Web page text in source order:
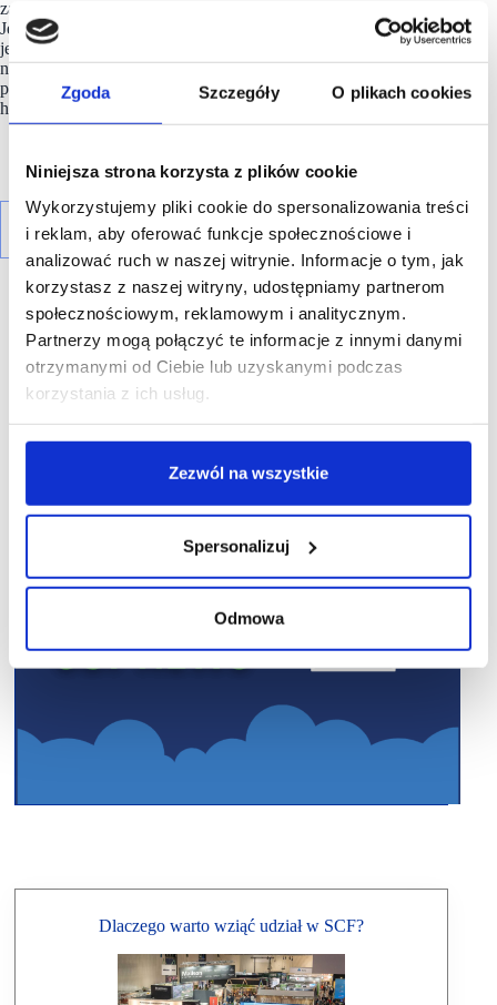
Zgoda Szczegóły O plikach cookies
Niniejsza strona korzysta z plików cookie
Wykorzystujemy pliki cookie do spersonalizowania treści
i reklam, aby oferować funkcje społecznościowe i
analizować ruch w naszej witrynie. Informacje o tym, jak
korzystasz z naszej witryny, udostępniamy partnerom
społecznościowym, reklamowym i analitycznym.
Partnerzy mogą połączyć te informacje z innymi danymi
otrzymanymi od Ciebie lub uzyskanymi podczas
korzystania z ich usług.
Zezwól na wszystkie
Spersonalizuj
Odmowa
zadowolenia wprowadzamy szereg udogodnień na stronie.
Jednym z najnowszych projektów realizowanych z DeliGoo
jest dostawa w 2 godziny. Dzięki tej usłudze odpowiadamy
na potrzeby najbardziej wymagających klientów i dostarczamy
paczki w ekspresowym tempie – mówi Michał Kozłowski,
head of e-commerce delivery and payment, Decathlon Polska.
R E K L A M A
Dlaczego warto wziąć udział w SCF?